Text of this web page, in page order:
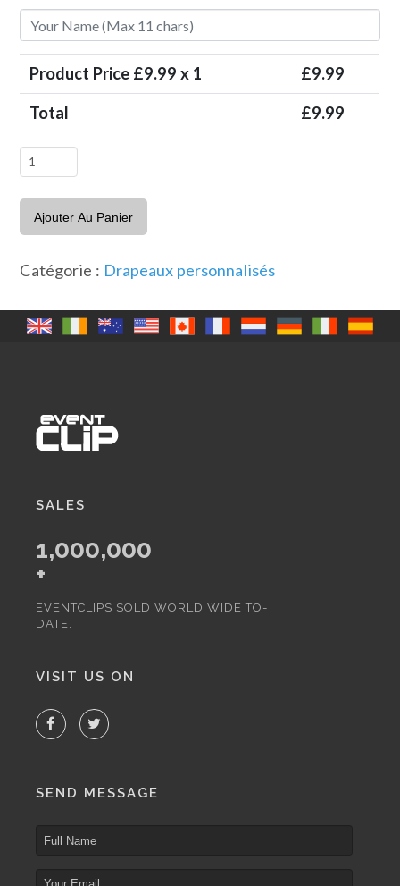
Product Price £9.99 x 1 £9.99
Total
£9.99
quantité
Drapeau
des
USA
nom
Ajouter Au Panier
Catégorie : Drapeaux personnalisés
SALES
1,000,000
+
EVENTCLIPS SOLD WORLD WIDE TO-
DATE.
VISIT US ON
SEND MESSAGE